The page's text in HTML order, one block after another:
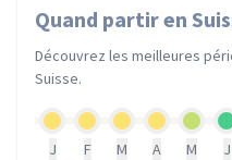
Quand partiren
Découvrez les meilleures
Suisse.
J F M A M J